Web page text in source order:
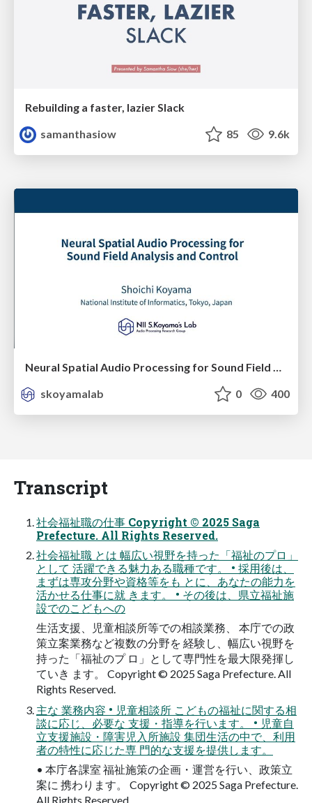
Rebuilding a faster, lazier Slack
samanthasiow
85 9.6k
Neural Spatial Audio Processing for Sound Field Analysis and Control
skoyamalab
0 400
Transcript
社会福祉職の仕事 Copyright © 2025 Saga
Prefecture. All Rights Reserved.
社会福祉職 とは 幅広い視野を持った「福祉のプロ」
として 活躍できる魅力ある職種です。 • 採用後は、
まずは専攻分野や資格等をも とに、あなたの能力を
活かせる仕事に就 きます。 • その後は、県立福祉施
設でのこどもへの
生活支援、児童相談所等での相談業務、 本庁での政
策立案業務など複数の分野を 経験し、幅広い視野を
持った「福祉のプ ロ」として専門性を最大限発揮し
ていき ます。 Copyright © 2025 Saga Prefecture. All
Rights Reserved.
主な 業務内容 • 児童相談所 こどもの福祉に関する相
談に応じ、必要な 支援・指導を行います。 • 児童自
立支援施設・障害児入所施設 集団生活の中で、利用
者の特性に応じた専 門的な支援を提供します。
• 本庁各課室 福祉施策の企画・運営を行い、政策立
案に 携わります。 Copyright © 2025 Saga Prefecture.
All Rights Reserved.